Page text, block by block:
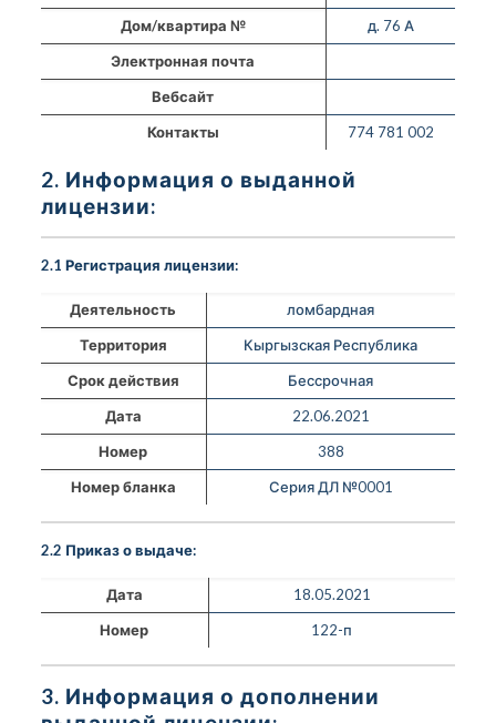
Дом/квартира №
д. 76 А
Электронная почта
Вебсайт
Контакты
774 781 002
2. Информация о выданной
лицензии:
2.1 Регистрация лицензии:
Деятельность
ломбардная
Территория
Кыргызская Республика
Срок действия
Бессрочная
Дата
22.06.2021
Номер
388
Номер бланка
Серия ДЛ №0001
2.2 Приказ о выдаче:
Дата
18.05.2021
Номер
122-п
3. Информация о дополнении